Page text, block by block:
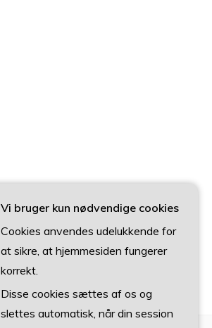
Vi bruger kun nødvendige cookies
Cookies anvendes udelukkende for
at sikre, at hjemmesiden fungerer
korrekt.
Disse cookies sættes af os og
slettes automatisk, når din session